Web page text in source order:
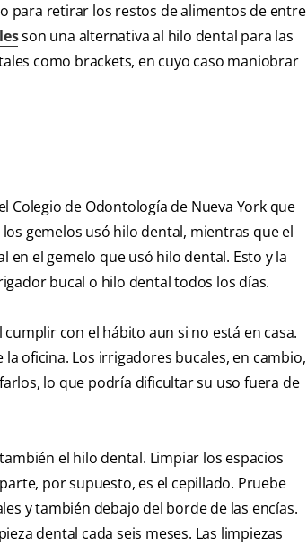
para retirar los restos de alimentos de entre
son una alternativa al hilo dental para las
como brackets, en cuyo caso maniobrar
Colegio de Odontología de Nueva York que
gemelos usó hilo dental, mientras que el
el gemelo que usó hilo dental. Esto y la
bucal o hilo dental todos los días.
con el hábito aun si no está en casa.
oficina. Los irrigadores bucales, en cambio,
lo que podría dificultar su uso fuera de
el hilo dental. Limpiar los espacios
por supuesto, es el cepillado. Pruebe
y también debajo del borde de las encías.
dental cada seis meses. Las limpiezas